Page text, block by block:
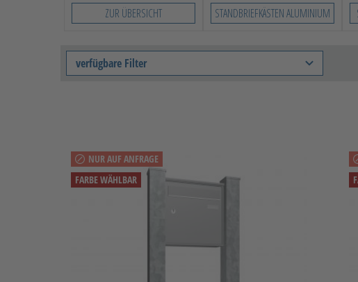
ZUR ÜBERSICHT STANDBRIEFKÄSTEN ALUMINIUM
verfügbare Filter
NUR AUF ANFRAGE
FARBE WÄHLBAR